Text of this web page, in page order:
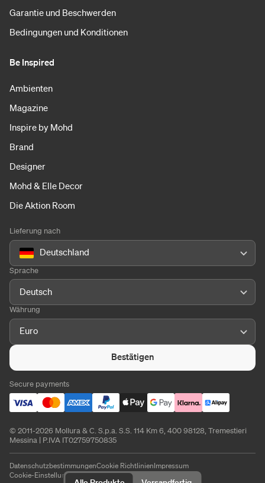
Garantie und Beschwerden
Bedingungen und Konditionen
Be Inspired
Ambienten
Magazine
Inspire by Mohd
Brand
Designer
Mohd & Elle Decor
Die Aktion Room
Lieferung nach
Deutschland
Sprache
Deutsch
Währung
Euro
Bestätigen
Secure payments
© 2011-2026 Mollura & C. S.p.a. S.S. 114 Km 6, 400 98128, Tremestieri
Messina | P.IVA IT02759750835
DatenschutzbestimmungenCookie RichtlinienImpressum
Cookie-Einstellungen